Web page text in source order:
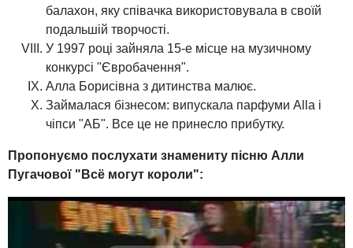
балахон, яку співачка використовувала в своїй
подальшій творчості.
У 1997 році зайняла 15-е місце на музичному
конкурсі "Євробачення".
Алла Борисівна з дитинства малює.
Займалася бізнесом: випускала парфуми Alla і
чіпси "АБ". Все це не принесло прибутку.
Пропонуємо послухати знамениту пісню Алли
Пугачової "Всё могут короли":